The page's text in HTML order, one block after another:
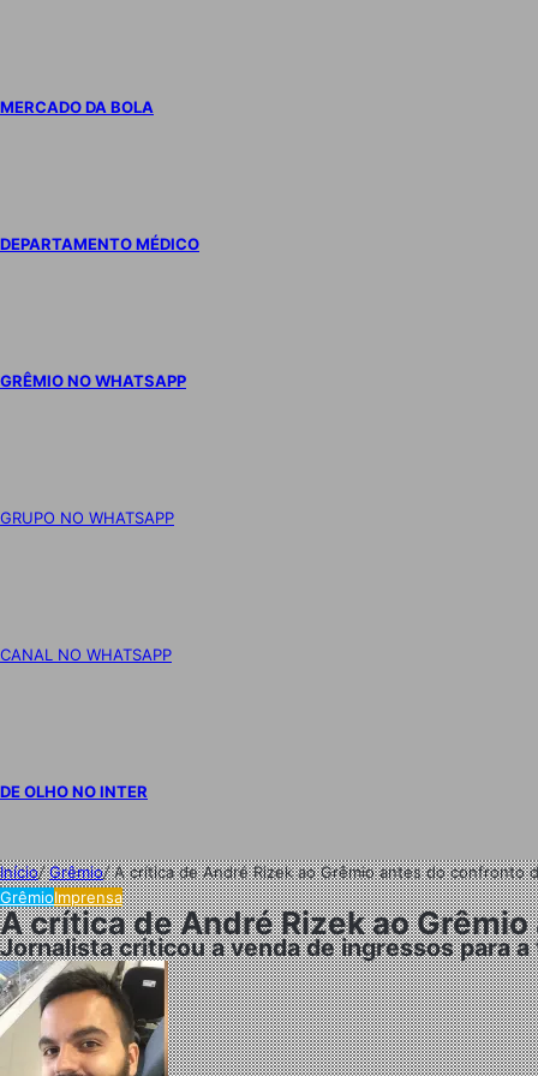
MERCADO DA BOLA
DEPARTAMENTO MÉDICO
GRÊMIO NO WHATSAPP
GRUPO NO WHATSAPP
CANAL NO WHATSAPP
DE OLHO NO INTER
Início/Grêmio/A crítica de André Rizek ao Grêmio antes do confronto
GrêmioImprensa
A crítica de André Rizek ao
Jornalista criticou a venda de ingressos para